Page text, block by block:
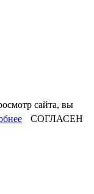
сайта, вы
СОГЛАСЕН